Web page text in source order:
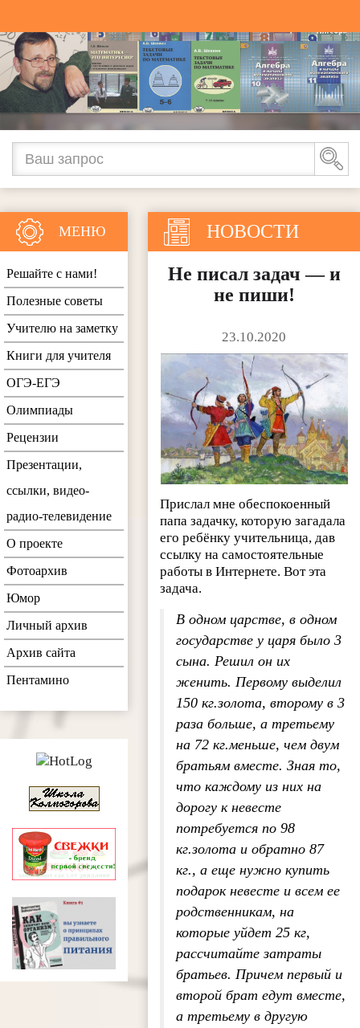
НОВОСТИ
Не писал задач — и
не пиши!
23.10.2020
Прислал мне обеспокоенный
папа задачку, которую загадала
его ребёнку учительница, дав
ссылку на самостоятельные
работы в Интернете. Вот эта
задача.
В одном царстве, в одном
государстве у царя было 3
сына. Решил он их
женить. Первому выделил
150 кг.золота, второму в 3
раза больше, а третьему
на 72 кг.меньше, чем двум
братьям вместе. Зная то,
что каждому из них на
дорогу к невесте
потребуется по 98
кг.золота и обратно 87
кг., а еще нужно купить
подарок невесте и всем ее
родственникам, на
которые уйдет 25 кг,
рассчитайте затраты
братьев. Причем первый и
второй брат едут вместе,
а третьему в другую
МЕНЮ
Решайте с нами!
Полезные советы
Учителю на заметку
Книги для учителя
ОГЭ-ЕГЭ
Олимпиады
Рецензии
Презентации,
ссылки, видео-
радио-телевидение
О проекте
Фотоархив
Юмор
Личный архив
Архив сайта
Пентамино